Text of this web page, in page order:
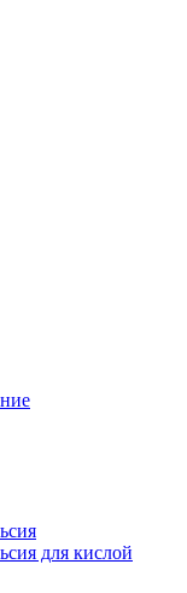
для кислой